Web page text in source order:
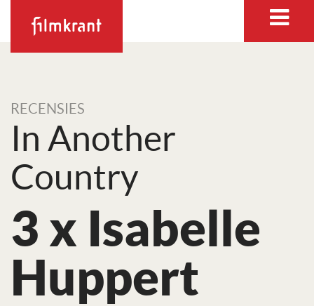
RECENSIES
In Another
Country
3 x Isabelle
Huppert